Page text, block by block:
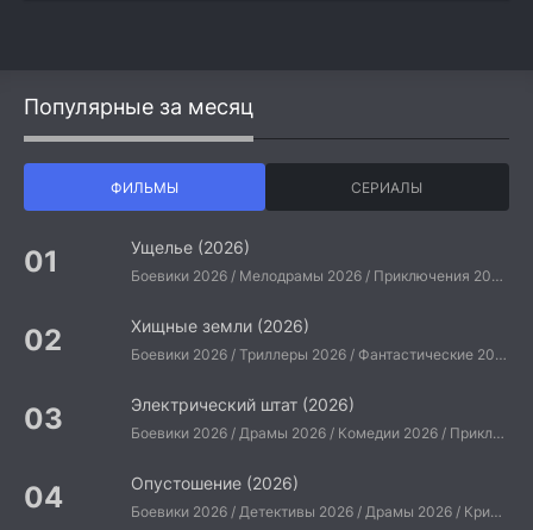
Популярные за месяц
ФИЛЬМЫ СЕРИАЛЫ
Ущелье (2026)
Боевики 2026 / Мелодрамы 2026 / Приключения 2026 / Ужасы 2026 / Фантастические 2026 / Зарубежные фильмы 2026 / Американские фильмы / Фильмы 2026
Хищные земли (2026)
Боевики 2026 / Триллеры 2026 / Фантастические 2026 / Зарубежные фильмы 2026 / Американские фильмы / Фильмы 2026
Электрический штат (2026)
Боевики 2026 / Драмы 2026 / Комедии 2026 / Приключения 2026 / Фантастические 2026 / Зарубежные фильмы 2026 / Американские фильмы / Фильмы 2026
Опустошение (2026)
Боевики 2026 / Детективы 2026 / Драмы 2026 / Криминальные фильмы 2026 / Триллеры 2026 / Зарубежные фильмы 2026 / Американские фильмы / Фильмы 2026